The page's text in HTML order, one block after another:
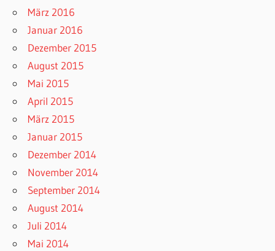
März 2016
Januar 2016
Dezember 2015
August 2015
Mai 2015
April 2015
März 2015
Januar 2015
Dezember 2014
November 2014
September 2014
August 2014
Juli 2014
Mai 2014